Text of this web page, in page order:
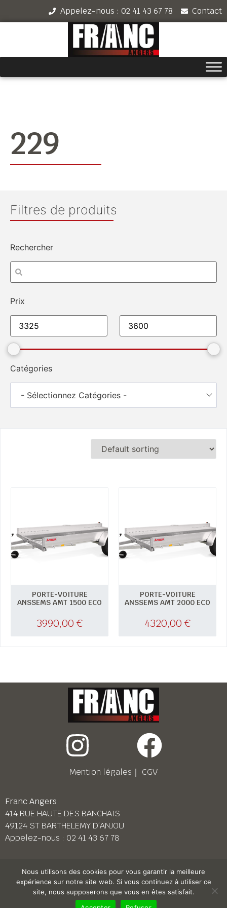
Appelez-nous : 02 41 43 67 78 Contact
229
Filtres de produits
Rechercher
Prix
Catégories
- Sélectionnez Catégories -
PORTE-VOITURE
ANSSEMS AMT 1500 ECO
3990,00 €
PORTE-VOITURE
ANSSEMS AMT 2000 ECO
4320,00 €
Mention légales ｜ CGV
Franc Angers
414 RUE HAUTE DES BANCHAIS
49124 ST BARTHELEMY D’ANJOU
Appelez-nous : 02 41 43 67 78
Franc Le Mans
158 BD PIERRE LEFAUCHEUX
72230 ARNAGE
02 43 87 38 08
Nous utilisons des cookies pour vous garantir la meilleure
expérience sur notre site web. Si vous continuez à utiliser ce
site, nous supposerons que vous en êtes satisfait.